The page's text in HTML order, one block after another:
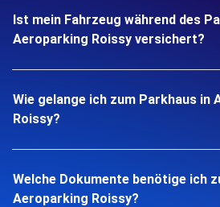
Ist mein Fahrzeug während des
Aeroparking Roissy versichert?
Wie gelange ich zum Parkhaus in
Roissy?
Welche Dokumente benötige ich
Aeroparking Roissy?